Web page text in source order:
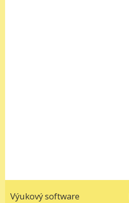
Výukový software